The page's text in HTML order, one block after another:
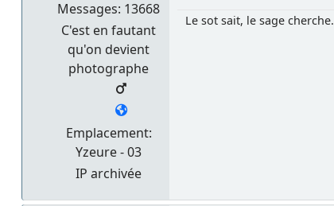
Messages: 13668
C'est en fautant
qu'on devient
photographe
Emplacement:
Yzeure - 03
IP archivée
Le sot sait, le sage cherche.